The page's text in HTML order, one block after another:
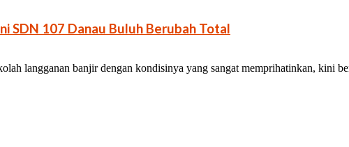
SDN 107 Danau Buluh Berubah Total
langganan banjir dengan kondisinya yang sangat memprihatinkan, kini